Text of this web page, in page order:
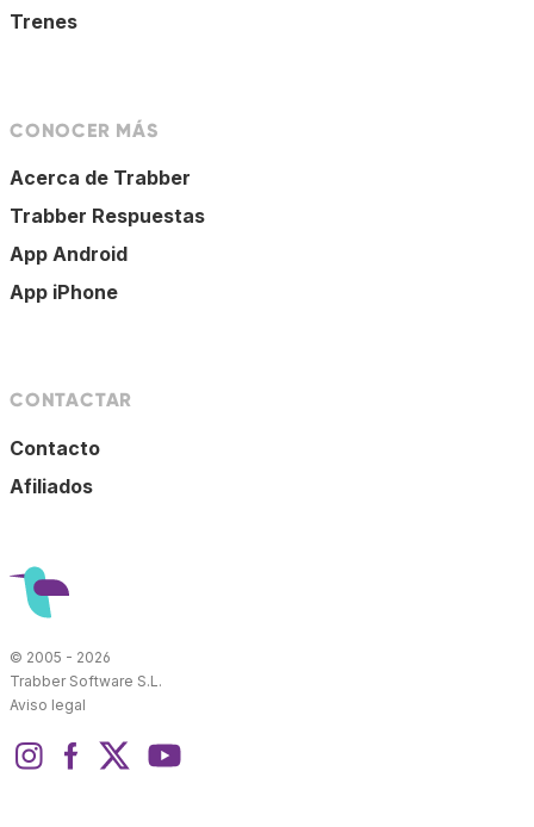
Trenes
CONOCER MÁS
Acerca de Trabber
Trabber Respuestas
App Android
App iPhone
CONTACTAR
Contacto
Afiliados
© 2005 - 2026
Trabber Software S.L.
Aviso legal